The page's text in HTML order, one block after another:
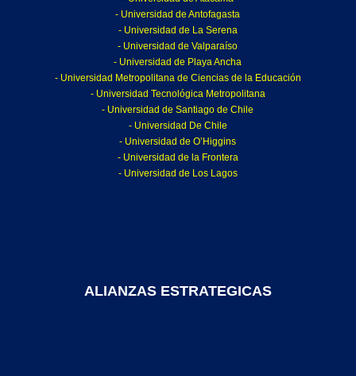
- Universidad de Antofagasta
- Universidad de La Serena
- Universidad de Valparaíso
- Universidad de Playa Ancha
- Universidad Metropolitana de Ciencias de la Educación
- Universidad Tecnológica Metropolitana
- Universidad de Santiago de Chile
- Universidad De Chile
- Universidad de O’Higgins
- Universidad de la Frontera
- Universidad de Los Lagos
ALIANZAS ESTRATEGICAS